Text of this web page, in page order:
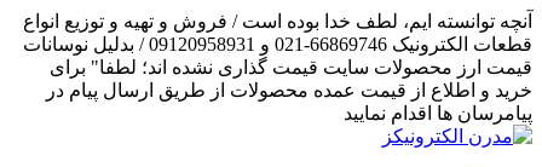
آنچه توانسته ایم، لطف خدا بوده است / فروش و تهیه و توزیع انواع
قطعات الکترونیک 66869746-021 و 09120958931 / بدلیل نوسانات
قیمت ارز محصولات سایت قیمت گذاری نشده اند؛ لطفا" برای
خرید و اطلاع از قیمت عمده محصولات از طریق ارسال پیام در
پیامرسان ها اقدام نمایید